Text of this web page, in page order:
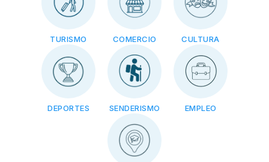
TURISMO COMERCIO CULTURA
DEPORTES SENDERISMO EMPLEO